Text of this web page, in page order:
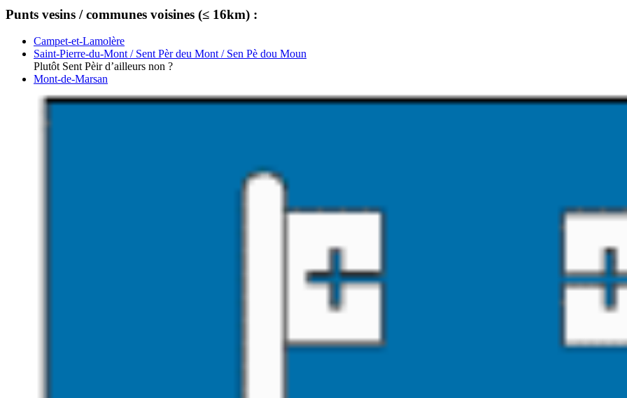
Punts vesins / communes voisines (≤ 16km) :
Campet-et-Lamolère
Saint-Pierre-du-Mont / Sent Pèr deu Mont / Sen Pè dou Moun
Plutôt Sent Pèir d’ailleurs non ?
Mont-de-Marsan